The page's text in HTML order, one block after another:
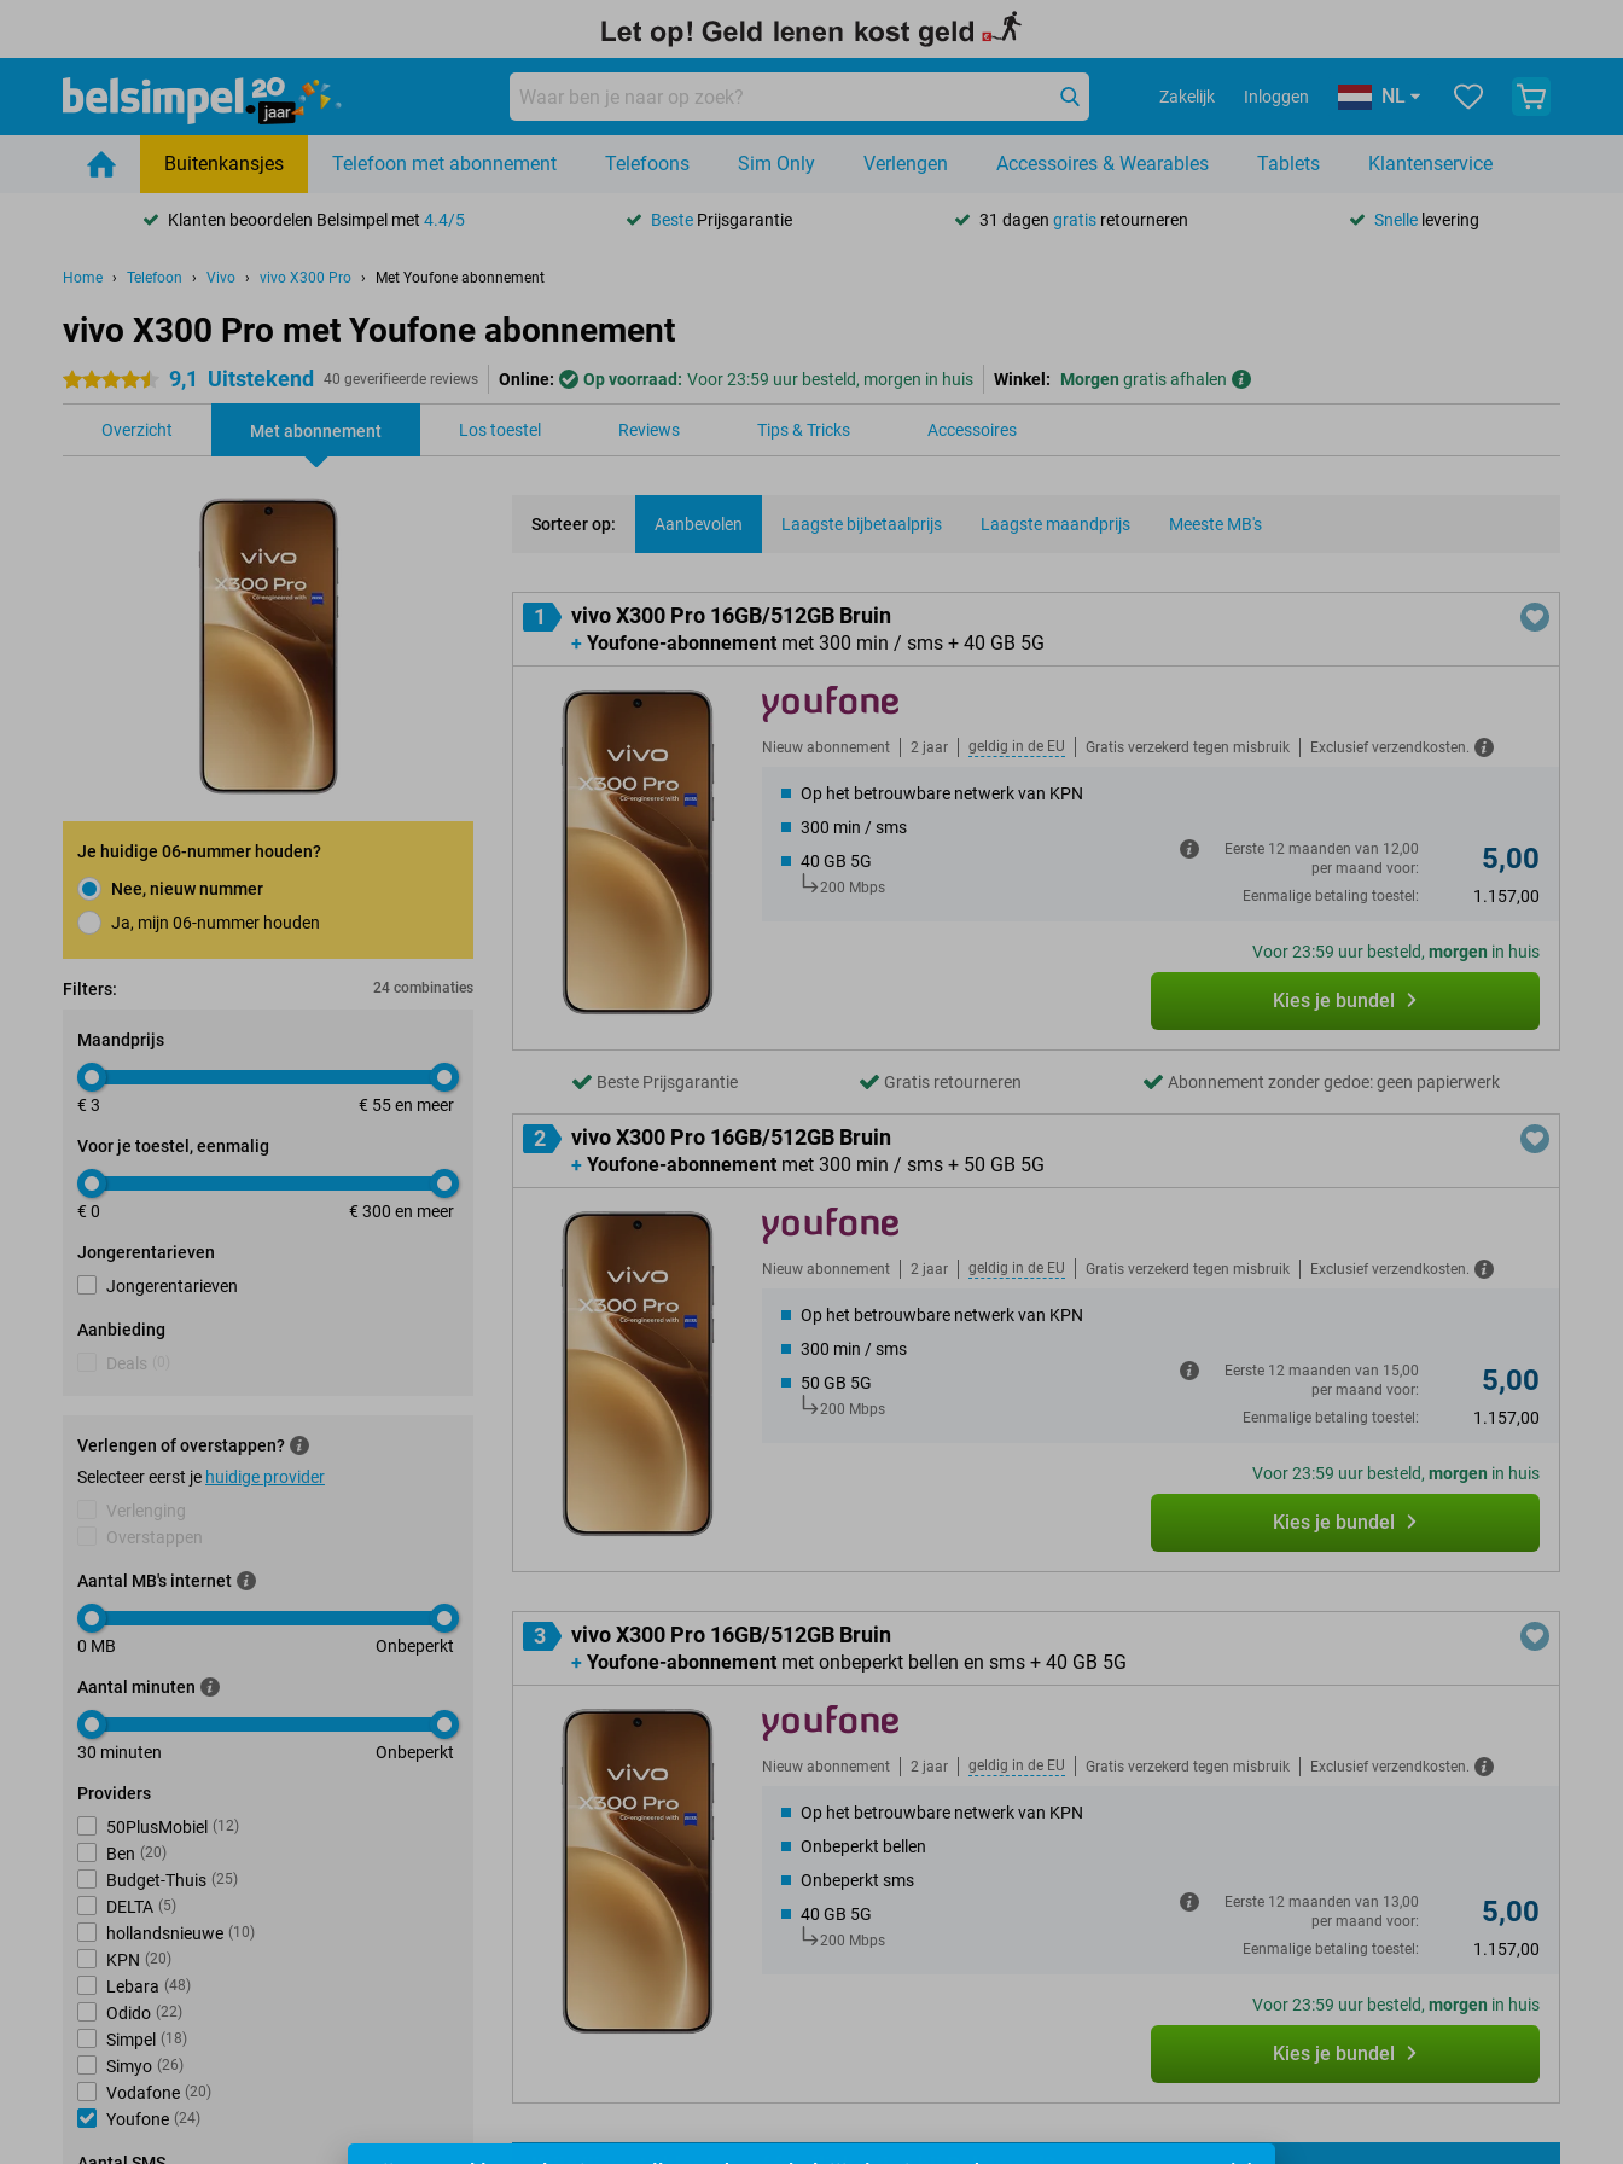
Zakelijk Inloggen NL
Buitenkansjes Telefoon met abonnement Telefoons Sim Only Verlengen Accessoires & Wearables Tablets Klantenservice
Klanten beoordelen Belsimpel met4.4/5 Beste Prijsgarantie 31 dagen gratisretourneren Snellelevering
Home Telefoon Vivo vivo X300 Pro Met Youfone abonnement
vivo X300 Pro met Youfone abonnement
4.5 sterren 9,1 Uitstekend 40 geverifieerde reviews Online: Op voorraad: Voor 23:59 uur besteld, morgen in huis Winkel: Morgen gratis afhalen
Overzicht Met abonnement Los toestel Reviews Tips & Tricks Accessoires
Je huidige 06-nummer houden?
Nee, nieuw nummer
Ja, mijn 06-nummer houden
Nummerbehoudgarantie
Filters:
24 combinaties
Maandprijs
€ 3 € 55 en meer
Voor je toestel, eenmalig
€ 0 € 300 en meer
Jongerentarieven
Jongerentarieven
Aanbieding
Deals
Verlengen of overstappen?
Selecteer eerst je huidige provider
Verlenging
Overstappen
Aantal MB's internet
0 MB Onbeperkt
Aantal minuten
30 minuten Onbeperkt
Providers
50PlusMobiel (12)
Ben (20)
Budget-Thuis (25)
DELTA (5)
hollandsnieuwe (10)
KPN (20)
Lebara (48)
Odido (22)
Simpel (18)
Simyo (26)
Vodafone (20)
Youfone (24)
Sorteer op: Aanbevolen Laagste bijbetaalprijs Laagste maandprijs Meeste MB's
1 vivo X300 Pro 16GB/512GB Bruin
+ Youfone-abonnement met 300 min / sms + 40 GB 5G
Nieuw abonnement 2 jaar geldig in de EU Gratis verzekerd tegen misbruik Exclusief verzendkosten.
Op het betrouwbare netwerk van KPN
300 min / sms
40 GB 5G
200 Mbps
Eerste 12 maanden van 12,00
per maand voor:
5,00
Eenmalige betaling toestel: 1.157,00
Voor 23:59 uur besteld, morgen in huis
Kies je bundel
Beste Prijsgarantie Gratis retourneren Abonnement zonder gedoe: geen papierwerk
2 vivo X300 Pro 16GB/512GB Bruin
+ Youfone-abonnement met 300 min / sms + 50 GB 5G
Nieuw abonnement 2 jaar geldig in de EU Gratis verzekerd tegen misbruik Exclusief verzendkosten.
Op het betrouwbare netwerk van KPN
300 min / sms
50 GB 5G
200 Mbps
Eerste 12 maanden van 15,00
per maand voor:
5,00
Eenmalige betaling toestel: 1.157,00
Voor 23:59 uur besteld, morgen in huis
Kies je bundel
3 vivo X300 Pro 16GB/512GB Bruin
+ Youfone-abonnement met onbeperkt bellen en sms + 40 GB 5G
Nieuw abonnement 2 jaar geldig in de EU Gratis verzekerd tegen misbruik Exclusief verzendkosten.
Op het betrouwbare netwerk van KPN
Onbeperkt bellen
Onbeperkt sms
40 GB 5G
200 Mbps
Eerste 12 maanden van 13,00
per maand voor:
5,00
Eenmalige betaling toestel: 1.157,00
Voor 23:59 uur besteld, morgen in huis
Kies je bundel